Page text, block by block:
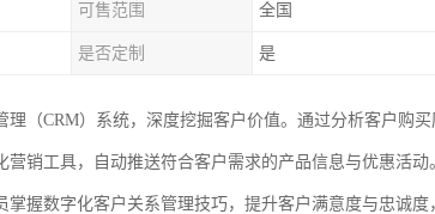
可售范围 全国
是否定制 是
（CRM）系统，深度挖掘客户价值。通过分析客户购
销工具，自动推送符合客户需求的产品信息与优惠活动
握数字化客户关系管理技巧，提升客户满意度与忠诚度